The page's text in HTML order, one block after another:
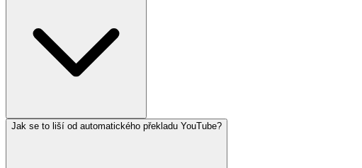
Jak se to liší od automatického překladu YouTube?